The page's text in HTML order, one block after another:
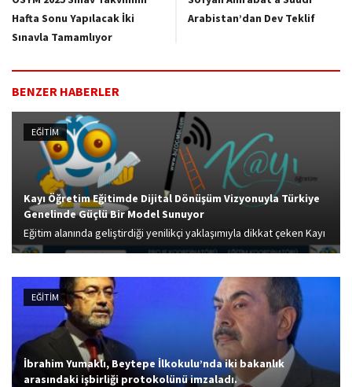
Hafta Sonu Yapılacak İki
Sınavla Tamamlıyor
Arabistan’dan Dev Teklif
BENZER HABERLER
EĞİTİM
Kayı Öğretim Eğitimde Dijital Dönüşüm Vizyonuyla Türkiye
Genelinde Güçlü Bir Model Sunuyor
Eğitim alanında geliştirdiği yenilikçi yaklaşımıyla dikkat çeken Kayı
Öğretim, ilkokuldan lise son sınıfa kadar öğrencilerin tüm
öğrenme modeli sunmaktadır. Tam öğrenme sistemi üzerine...
EĞİTİM
İbrahim Yumaklı, Beytepe İlkokulu’nda iki bakanlık
arasındaki işbirliği protokolünü imzaladı.